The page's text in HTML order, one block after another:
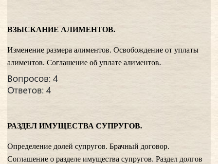
ВЗЫСКАНИЕ АЛИМЕНТОВ.
Изменение размера алиментов. Освобождение от уплаты
алиментов. Соглашение об уплате алиментов.
Вопросов: 4
Ответов: 4
РАЗДЕЛ ИМУЩЕСТВА СУПРУГОВ.
Определение долей супругов. Брачный договор.
Соглашение о разделе имущества супругов. Раздел долгов